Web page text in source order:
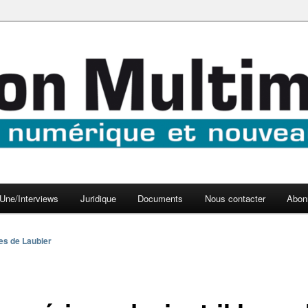
Une/Interviews Juridique Documents Nous contacter
de Laubier